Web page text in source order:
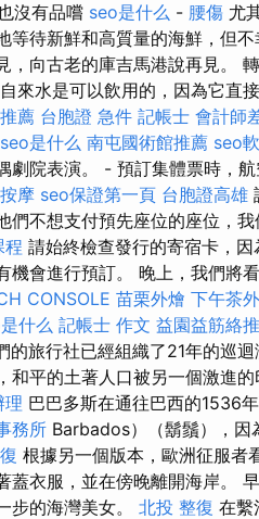
沒有品嚐 seo是什么 - 腰傷 尤
等待新鮮和高質量的海鮮，但
，向古老的庫吉馬港說再​​見。
來水是可以飲用的，因為它直
薦 台胞證 急件 記帳士 會計師
seo是什么 南屯國術館推薦 seo
劇院表演。 - 預訂集體票時，
摩 seo保證第一頁 台胞證高雄
們不想支付預先座位的座位，
程 請始終檢查發行的寄宿卡，
機會進行預訂。 晚上，我們將
CONSOLE 苗栗外燴 下午茶
什么 記帳士 作文 益園益筋絡
的旅行社已經組織了21年的巡
和平的土著人口被另一個激進
理 巴巴多斯在通往巴西的1536
務所 Barbados）（鬍鬚），因
根據另一個版本，歐洲征服者
蓋衣服，並在傍晚離開海岸。
步的海灣美女。 北投 整復 在繫